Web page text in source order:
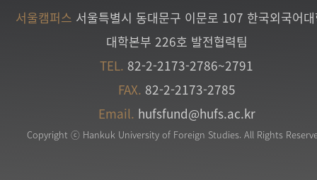
서울캠퍼스 서울특별시 동대문구 이문로 107 한국외국어
대학본부 226호 발전협력팀
TEL. 82-2-2173-2786~2791
FAX. 82-2-2173-2785
Email. hufsfund@hufs.ac.kr
Copyright ⓒ Hankuk University of Foreign Studies. All Rights